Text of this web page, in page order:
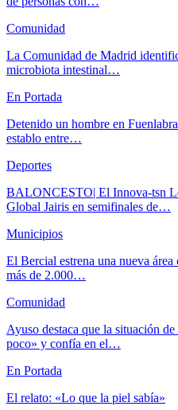
Comunidad
La Comunidad de Madrid
microbiota intestinal…
En Portada
Detenido un hombre en
establo entre…
Deportes
BALONCESTO| El Innova-tsn
Global Jairis en semifinales de…
Municipios
El Bercial estrena una nueva
más de 2.000…
Comunidad
Ayuso destaca que la situación
poco» y confía en el…
En Portada
El relato: «Lo que la piel sabía»